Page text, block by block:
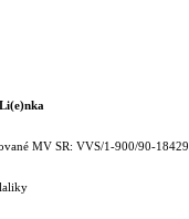
MV SR: VVS/1-900/90-18429